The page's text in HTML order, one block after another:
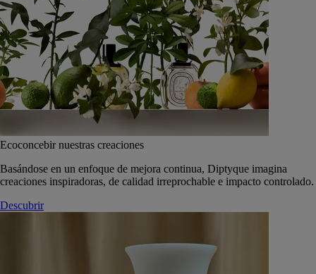
Ecoconcebir nuestras creaciones
Basándose en un enfoque de mejora continua, Diptyque imagina
creaciones inspiradoras, de calidad irreprochable e impacto controlado.
Descubrir